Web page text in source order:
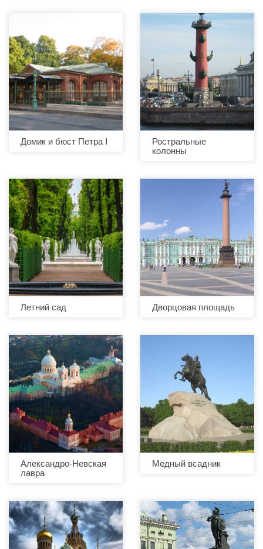
Домик и бюст Петра I Ростральные
колонны
Летний сад Дворцовая площадь
Александро-Невская
лавра
Медный всадник